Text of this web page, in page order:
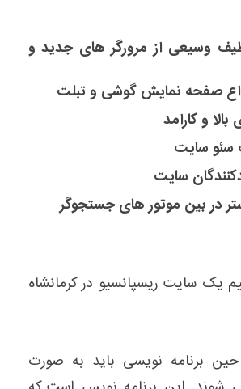
وسیعی از مرورگر های جدید و
صفحه نمایش گوشی و تبلت
و کارامد
سئو سایت
سایت
در بین موتور های جستجوگر
یک سایت ریسپانسیو در کرمانشاه
برنامه نویسی باید به صورت